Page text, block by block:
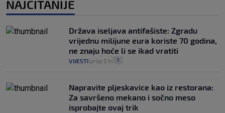
NAJČITANIJE
Država iseljava antifašiste: Zgradu
vrijednu milijune eura koriste 70 godina,
ne znaju hoće li se ikad vratiti
VIJESTI prije 5 h 1
Napravite pljeskavice kao iz restorana:
Za savršeno mekano i sočno meso
isprobajte ovaj trik